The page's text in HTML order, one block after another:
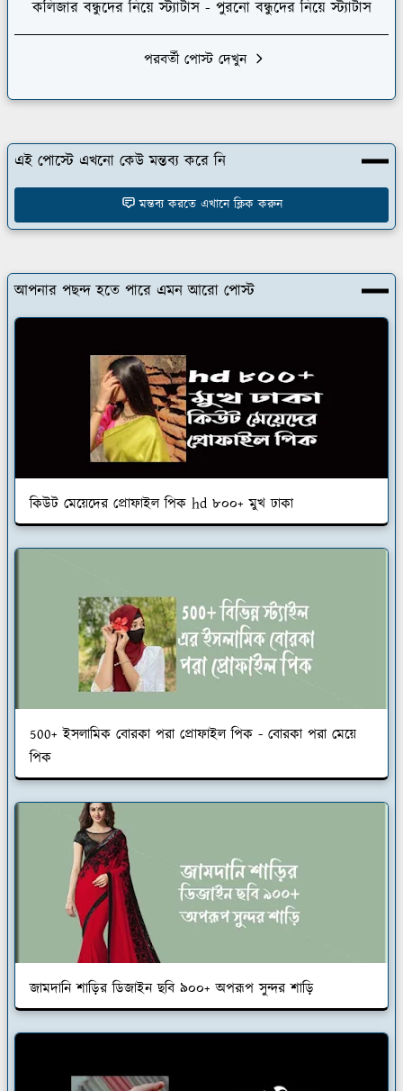
কলিজার বন্ধুদের নিয়ে স্ট্যাটাস - পুরনো বন্ধুদের নিয়ে স্ট্যাটাস
পরবর্তী পোস্ট দেখুন
এই পোস্টে এখনো কেউ মন্তব্য করে নি
মন্তব্য করতে এখানে ক্লিক করুন
আপনার পছন্দ হতে পারে এমন আরো পোস্ট
কিউট মেয়েদের প্রোফাইল পিক hd ৮০০+ মুখ ঢাকা
500+ ইসলামিক বোরকা পরা প্রোফাইল পিক - বোরকা পরা মেয়ে
পিক
জামদানি শাড়ির ডিজাইন ছবি ৯০০+ অপরূপ সুন্দর শাড়ি